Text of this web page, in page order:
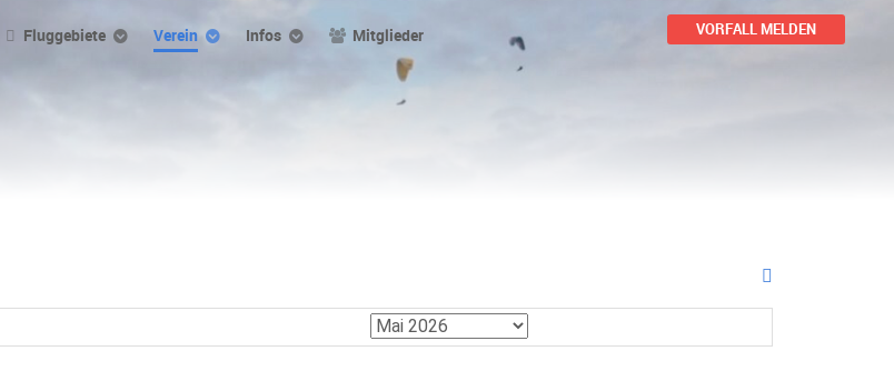
Fluggebiete Verein Infos Mitglieder VORFALL MELDEN